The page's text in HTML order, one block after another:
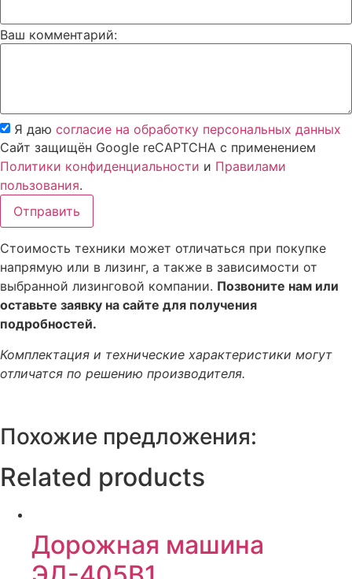
Ваш комментарий:
Я даю согласие на обработку персональных данных
Сайт защищён Google reCAPTCHA с применением
Политики конфиденциальности и Правилами
пользования.
Отправить
Стоимость техники может отличаться при покупке
напрямую или в лизинг, а также в зависимости от
выбранной лизинговой компании. Позвоните нам или
оставьте заявку на сайте для получения
подробностей.
Комплектация и технические характеристики могут
отличатся по решению производителя.
Похожие предложения:
Related products
Дорожная машина